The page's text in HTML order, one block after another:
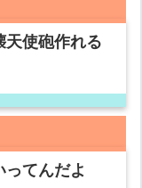
天使砲作れる
ってんだよ